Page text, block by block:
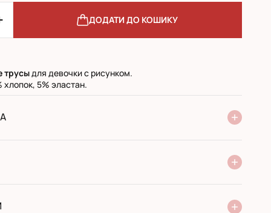
ДОДАТИ ДО КОШИКУ
трусыдля девочки с рисунком.
5% эластан.
переказ